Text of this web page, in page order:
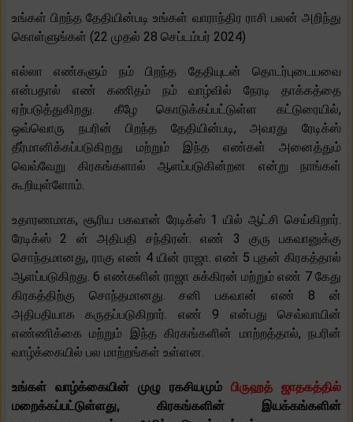
உங்கள் பிறந்த தேதியின்படி உங்கள் வாராந்திர ராசி பலன் அறிந்து
கொள்ளுங்கள் (22 முதல் 28 செப்டம்பர் 2024)
எல்லா எண்களும் நம் பிறந்த தேதியுடன் தொடர்புடையவை
என்பதால் எண் கணிதம் நம் வாழ்வில் நேரடி தாக்கத்தை
ஏற்படுத்துகிறது. கீழே கொடுக்கப்பட்டுள்ள கட்டுரையில்,
ஒவ்வொரு நபரின் பிறந்த தேதியின்படி, அவரது ரேடிக்ஸ்
தீர்மானிக்கப்படுகிறது மற்றும் இந்த எண்கள் அனைத்தும்
வெவ்வேறு கிரகங்களால் ஆளப்படுகின்றன என்று நாங்கள்
கூறியுள்ளோம்.
உதாரணமாக, சூரிய பகவான் ரேடிக்ஸ் 1 யில் ஆட்சி செய்கிறார்.
ரேடிக்ஸ் 2 ன் அதிபதி சந்திரன். எண் 3 குரு பகவானுக்கு
சொந்தமானது, ராகு எண் 4 யின் ராஜா. எண் 5 புதன் கிரகத்தால்
ஆளப்படுகிறது. 6 எண்களின் ராஜா சுக்கிரன் மற்றும் எண் 7 கேது
கிரகத்திற்கு சொந்தமானது. சனி பகவான் எண் 8 ன்
அதிபதியாக கருதப்படுகிறார். எண் 9 என்பது செவ்வாயின்
எண்ணிக்கை மற்றும் இந்த கிரகங்களின் மாற்றத்தால், நபரின்
வாழ்க்கையில் பல மாற்றங்கள் உள்ளன.
உங்கள் வாழ்க்கையின் முழு ரகசியமும் பிருஹத் ஜாதகத்தில்
மறைக்கப்பட்டுள்ளது, கிரகங்களின் இயக்கங்களின்